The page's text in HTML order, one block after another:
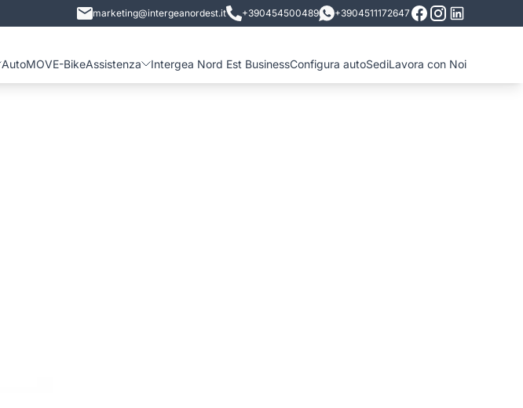
marketing@intergeanordest.it +390454500489 +3904511172647
AutoMOVE-BikeAssistenza Intergea Nord Est BusinessConfigura autoSediLavora con Noi